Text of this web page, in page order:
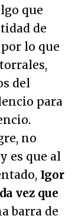
que
de
lo que
del
para
no
es que al
Igor
vez que
barra de